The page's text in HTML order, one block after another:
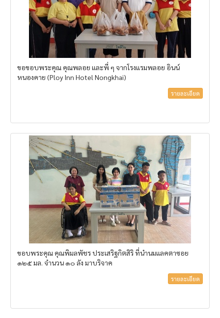
ขอขอบพระคุณ คุณพลอย และพี่ ๆ จากโรงแรมพลอย อินน์
หนองคาย (Ploy Inn Hotel Nongkhai)
รายละเอียด
ขอบพระคุณ คุณพิมลพัชร ประเสริฐกิตสิริ ที่นำนมแลคตาซอย
๑๒๕ มล. จำนวน ๑๐ ลัง มาบริจาค
รายละเอียด